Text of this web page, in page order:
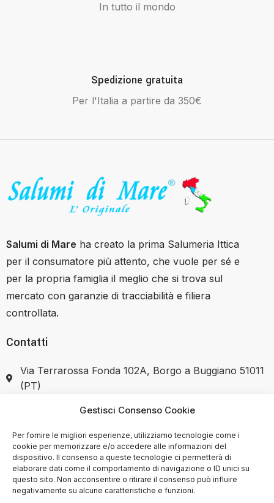
Gestisci Consenso Cookie
Per fornire le migliori esperienze, utilizziamo tecnologie come i
cookie per memorizzare e/o accedere alle informazioni del
dispositivo. Il consenso a queste tecnologie ci permetterà di
elaborare dati come il comportamento di navigazione o ID unici su
questo sito. Non acconsentire o ritirare il consenso può influire
negativamente su alcune caratteristiche e funzioni.
In tutto il mondo
Spedizione gratuita
Per l'Italia a partire da 350€
Salumi di Mare ha creato la prima Salumeria Ittica
per il consumatore più attento, che vuole per sé e
per la propria famiglia il meglio che si trova sul
mercato con garanzie di tracciabilità e filiera
controllata.
Contatti
Via Terrarossa Fonda 102A, Borgo a Buggiano 51011
(PT)
+39 351 7446037
SHOP